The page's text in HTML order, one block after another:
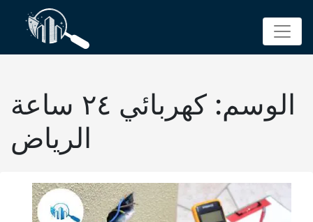
الوسم:
كهربائي ٢٤ ساعة
الرياض